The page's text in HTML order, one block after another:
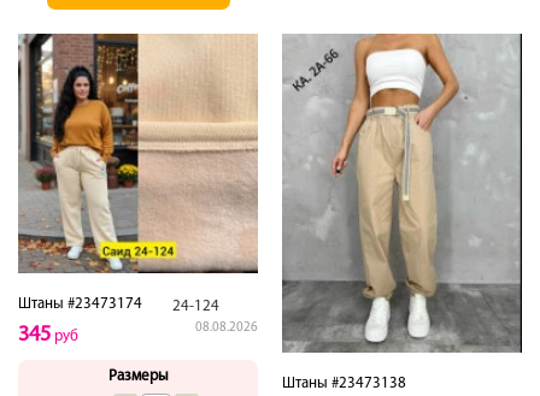
Штаны #23473174 24-124
08.08.2026
345 руб
Размеры
Штаны #23473138